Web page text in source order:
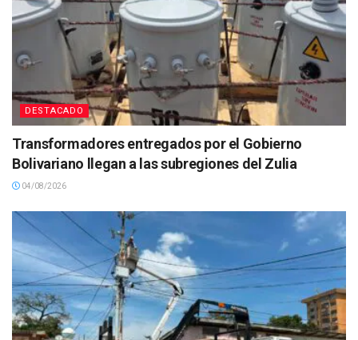
DESTACADO
Transformadores entregados por el Gobierno
Bolivariano llegan a las subregiones del Zulia
04/08/2026